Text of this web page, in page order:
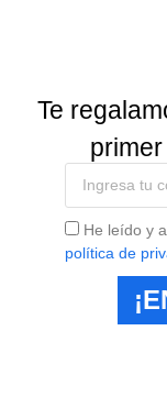
Te
He leído y
política de